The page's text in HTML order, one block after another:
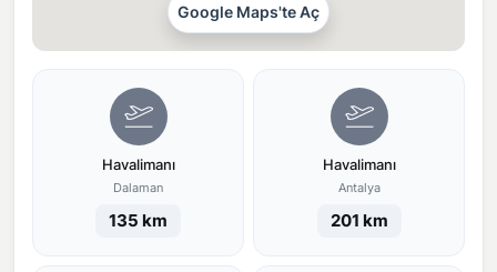
Google Maps'te Aç
Havalimanı
Dalaman
135 km
Havalimanı
Antalya
201 km